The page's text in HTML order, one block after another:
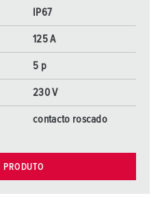
IP67
125 A
5 p
230 V
contacto roscado
PRODUTO